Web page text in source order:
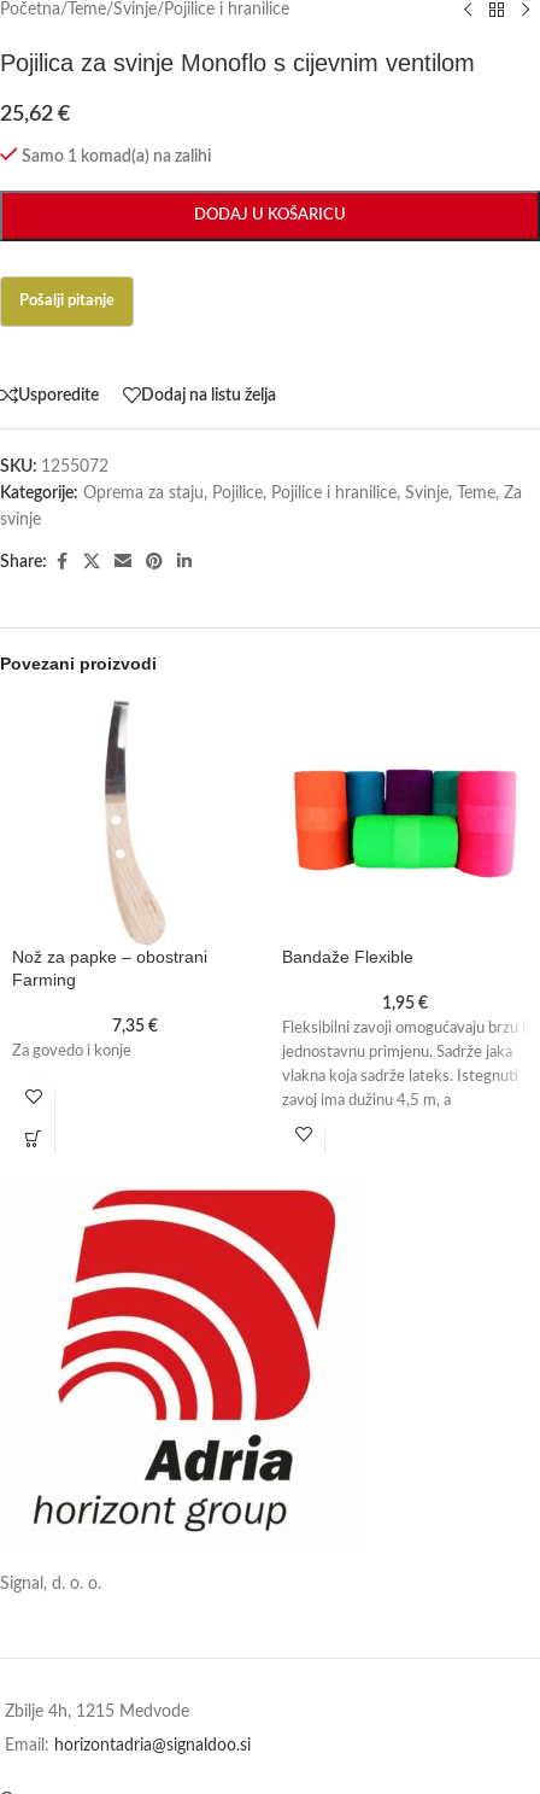
Početna/ Teme/Svinje/ Pojilice i hranilice
Pojilica za svinje Monoflo s cijevnim ventilom
25,62 €
Samo 1 komad(a) na zalihi
DODAJ U KOŠARICU
Usporedite Dodaj na listu želja
SKU: 1255072
Kategorije: Oprema za staju, Pojilice, Pojilice i hranilice, Svinje, Teme, Za
svinje
Share:
Povezani proizvodi
Nož za papke – obostrani
Farming
7,35 €
Za govedo i konje
Bandaže Flexible
1,95 €
Fleksibilni zavoji omogućavaju brzu i
jednostavnu primjenu. Sadrže jaka
vlakna koja sadrže lateks. Istegnuti
zavoj ima dužinu 4,5 m, a
Signal, d. o. o.
Zbilje 4h, 1215 Medvode
Email: horizontadria@signaldoo.si